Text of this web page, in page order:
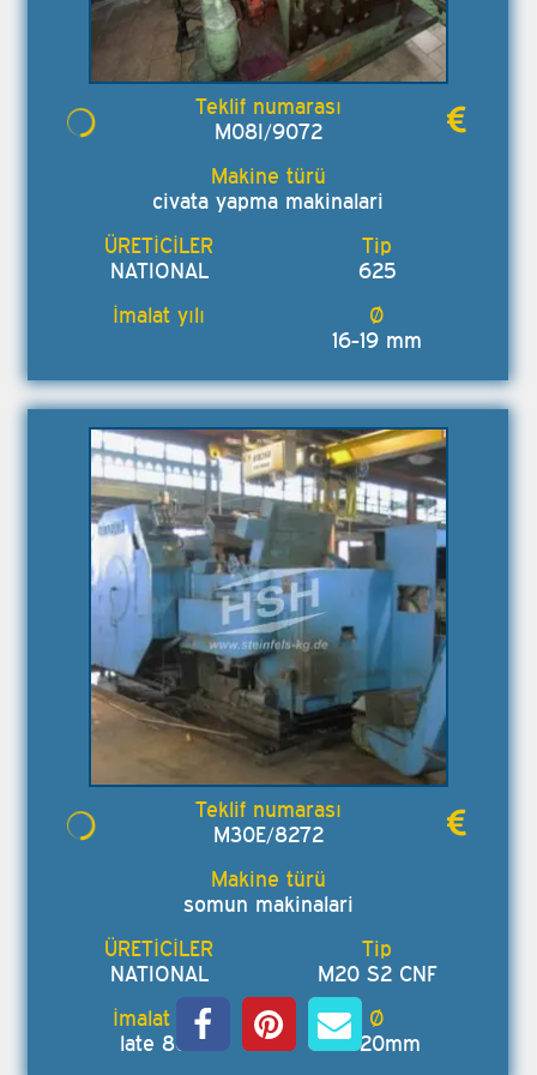
M08I/9072
civata yapma makinalari
NATIONAL 625
16-19 mm
M30E/8272
somun makinalari
NATIONAL M20 S2 CNF
late 80s 12-20mm